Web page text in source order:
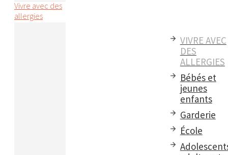
Vivre avec des
allergies
VIVRE AVEC
DES
ALLERGIES
Bébés et
jeunes
enfants
Garderie
École